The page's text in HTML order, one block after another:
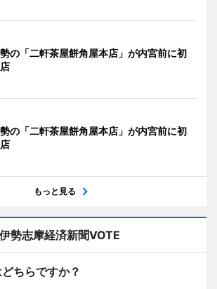
の「二軒茶屋餅角屋本店」が内宮前に初
の「二軒茶屋餅角屋本店」が内宮前に初
もっと見る
伊勢志摩経済新聞VOTE
ちらですか？